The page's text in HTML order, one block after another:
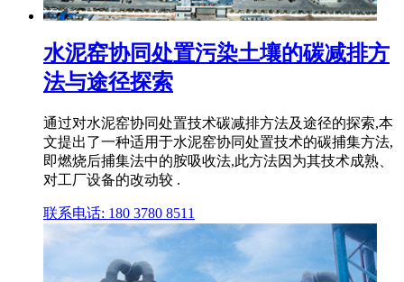
水泥窑协同处置污染土壤的碳减排方
法与途径探索
通过对水泥窑协同处置技术碳减排方法及途径的探索,本
文提出了一种适用于水泥窑协同处置技术的碳捕集方法,
即燃烧后捕集法中的胺吸收法,此方法因为其技术成熟、
对工厂设备的改动较 .
联系电话: 180 3780 8511